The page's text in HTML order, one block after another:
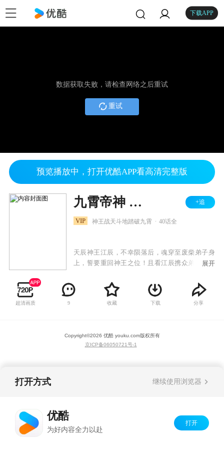
下载APP
数据获取失败，请检查网络之后重试
重试
预览播放中，打开优酷APP看高清完整版
九霄帝神 第2季 +追
VIP 神王战天斗地踏破九霄 40话全
天辰神王江辰，不幸陨落后，魂穿至废柴弟子身
上，誓要重回神王之位！且看江辰携众弟子从废
开苍天！
展开
超清画质 9 收藏 下载 分享
Copyright©2026 优酷 youku.com版权所有
京ICP备06050721号-1
打开方式 继续使用浏览器
优酷
为好内容全力以赴
打开